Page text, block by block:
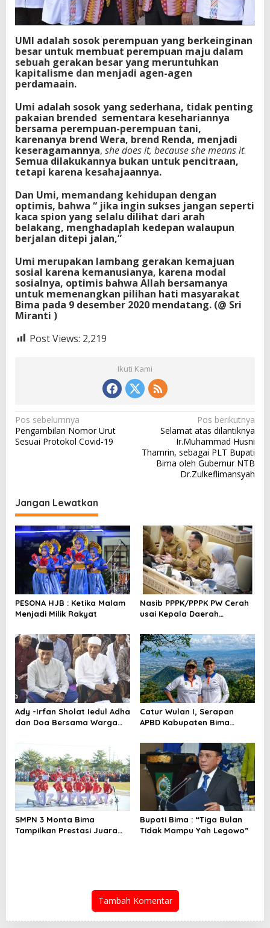
UMI adalah sosok perempuan yang berkeinginan
besar untuk membuat perempuan maju dalam
sebuah gerakan besar yang meruntuhkan
kapitalisme dan menjadi agen-agen
perdamaain.
Umi adalah sosok yang sederhana, tidak penting
pakaian brended sementara kesehariannya
bersama perempuan-perempuan tani,
karenanya brend Wera, brend Renda, menjadi
keseragamannya, she does it, because she means it.
Semua dilakukannya bukan untuk pencitraan,
tetapi karena kesahajaannya.
Dan Umi, memandang kehidupan dengan
optimis, bahwa “ jika ingin sukses jangan seperti
kaca spion yang selalu dilihat dari arah
belakang, menghadaplah kedepan walaupun
berjalan ditepi jalan,”
Umi merupakan lambang gerakan kemajuan
sosial karena kemanusianya, karena modal
sosialnya, optimis bahwa Allah bersamanya
untuk memenangkan pilihan hati masyarakat
Bima pada 9 desember 2020 mendatang. (@ Sri
Miranti )
Post Views: 2,219
Ikuti Kami
N
a
a
s
i
o
s
Pos sebelumnya
Pengambilan Nomor Urut
Sesuai Protokol Covid-19
Pos berikutnya
Selamat atas dilantiknya
Ir.Muhammad Husni
Thamrin, sebagai PLT Bupati
Bima oleh Gubernur NTB
Dr.Zulkeflimansyah
Jangan Lewatkan
PESONA HJB : Ketika Malam
Menjadi Milik Rakyat
Nasib PPPK/PPPK PW Cerah
usai Kepala Daerah
RB dan DPR RI
Ady -Irfan Sholat Iedul Adha
dan Doa Bersama Warga
Catur Wulan I, Serapan
APBD Kabupaten Bima
SMPN 3 Monta Bima
Tampilkan Prestasi Juara
Bupati Bima : “Tiga Bulan
Tidak Mampu Yah Legowo”
Tambah Komentar